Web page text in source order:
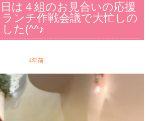
は４組のお見合いの応援
ンチ作戦会議で大忙しの
た(^^♪
4年前